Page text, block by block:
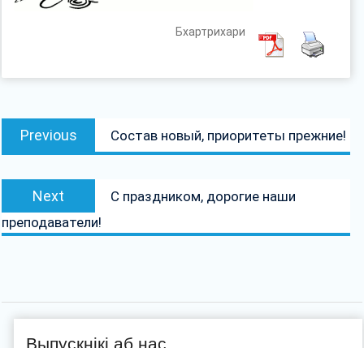
Бхартрихари
Навігацыя
Previous
post:
Состав новый, приоритеты прежние!
Next
post:
С праздником, дорогие наши
преподаватели!
Выпускнікі аб нас